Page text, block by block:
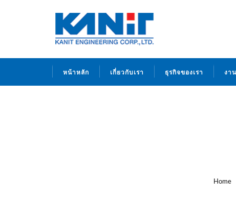
หน้าหลัก เกี่ยวกับเรา ธุรกิจของเรา งา
Home